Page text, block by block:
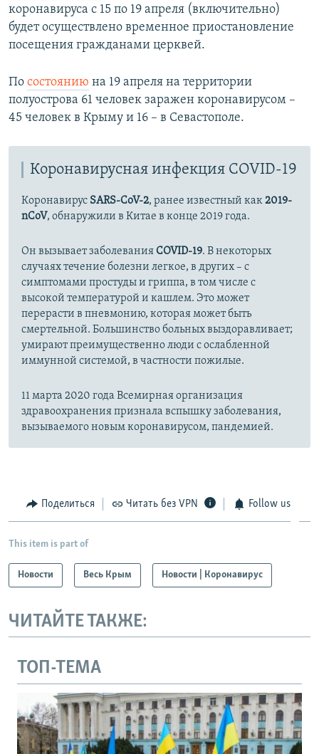
коронавируса с 15 по 19 апреля (включительно)
будет осуществлено временное приостановление
посещения гражданами церквей.
По состоянию на 19 апреля на территории
полуострова 61 человек заражен коронавирусом –
45 человек в Крыму и 16 – в Севастополе.
Коронавирусная инфекция COVID-19
Коронавирус SARS-CoV-2, ранее известный как2019-
nCoV, обнаружили в Китае в конце 2019 года.
Он вызывает заболеванияCOVID-19. В некоторых
случаях течение болезни легкое, в других – с
симптомами простуды и гриппа, в том числе с
высокой температурой и кашлем. Это может
перерасти в пневмонию, которая может быть
смертельной. Большинство больных выздоравливает;
умирают преимущественно люди с ослабленной
иммунной системой, в частности пожилые.
11 марта 2020 года Всемирная организация
здравоохранения признала вспышку заболевания,
вызываемого новым коронавирусом, пандемией.
Поделиться Читать без VPN Follow us
This item is part of
Новости Весь Крым Новости | Коронавирус
ЧИТАЙТЕ ТАКЖЕ:
ТОП-ТЕМА